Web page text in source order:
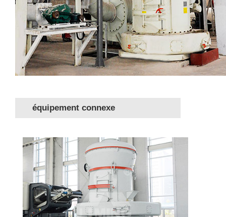
équipement connexe